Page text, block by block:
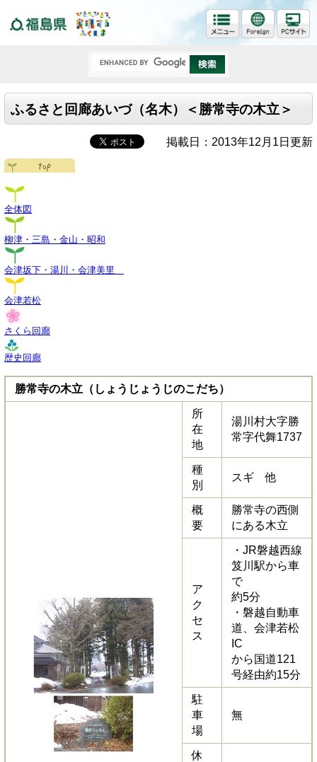
ふるさと回廊あいづ（名木）＜勝常寺の木立＞
掲載日：2013年12月1日更新
全体図
柳津・三島・金山・昭和
会津坂下・湯川・会津美里
会津若松
さくら回廊
歴史回廊
勝常寺の木立（しょうじょうじのこだち）
所
在
地
湯川村大字勝
常字代舞1737
種
別
スギ 他
概
要
勝常寺の西側
にある木立
ア
ク
セ
ス
・JR磐越西線
笈川駅から車
で
約5分
・磐越自動車
道、会津若松
IC
から国道121
号経由約15分
駐
車
場
無
休